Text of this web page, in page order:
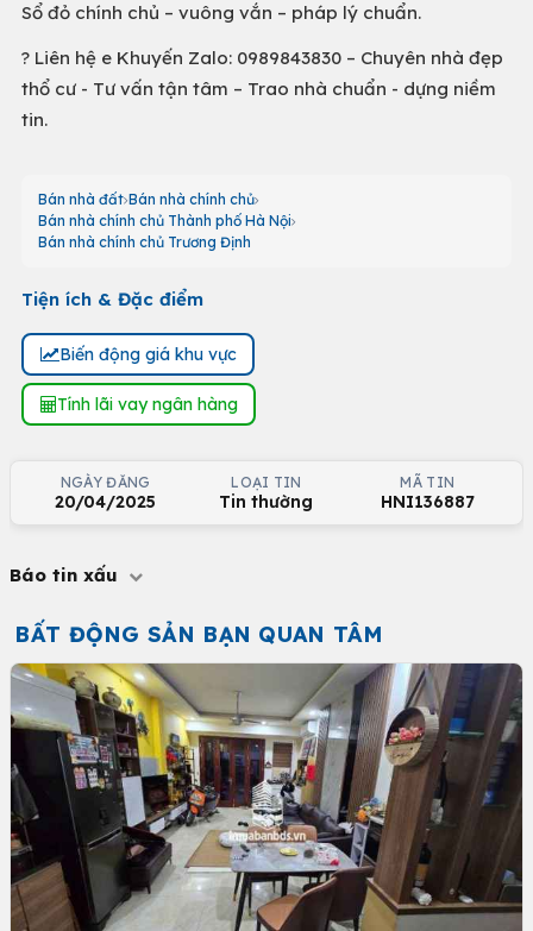
Sổ đỏ chính chủ – vuông vắn – pháp lý chuẩn.
? Liên hệ e Khuyến Zalo: 0989843830 – Chuyên nhà đẹp
thổ cư - Tư vấn tận tâm – Trao nhà chuẩn - dựng niềm
tin.
Bán nhà đất Bán nhà chính chủ
Bán nhà chính chủ Thành phố Hà Nội
Bán nhà chính chủ Trương Định
Tiện ích & Đặc điểm
Biến động giá khu vực
Tính lãi vay ngân hàng
NGÀY ĐĂNG
20/04/2025
LOẠI TIN
Tin thường
MÃ TIN
HNI136887
Báo tin xấu
BẤT ĐỘNG SẢN BẠN QUAN TÂM